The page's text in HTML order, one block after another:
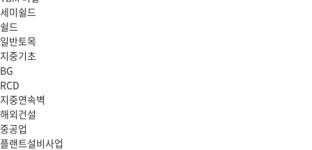
세미쉴드
쉴드
일반토목
지중기초
BG
RCD
지중연속벽
해외건설
중공업
플랜트설비사업